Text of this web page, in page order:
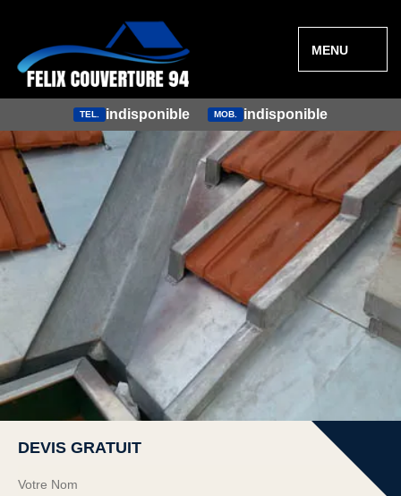
MENU
TEL. indisponible MOB. indisponible
DEVIS GRATUIT